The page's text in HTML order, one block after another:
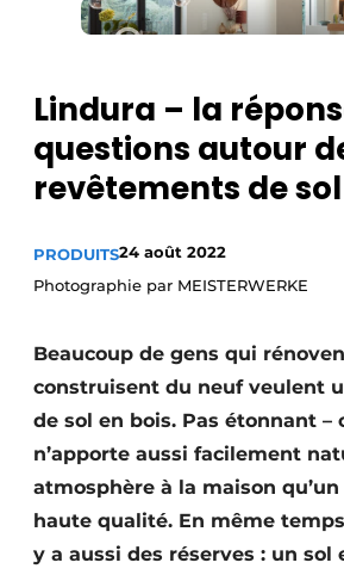
Emploi
Entreprises Merci de votre
S’inscrire
Home
Meest gelezen
S’inscrire à l’événement
S’inscrire
S’inscrire
Video’s
Lindura – la
questions autour
revêtements de
PRODUITS24 août 2022
Photographie par MEISTERWERKE
Beaucoup de gens qui
construisent du neuf veulent
de sol en bois. Pas étonnant –
n’apporte aussi facilement
atmosphère à la maison
haute qualité. En même
y a aussi des réserves : un sol